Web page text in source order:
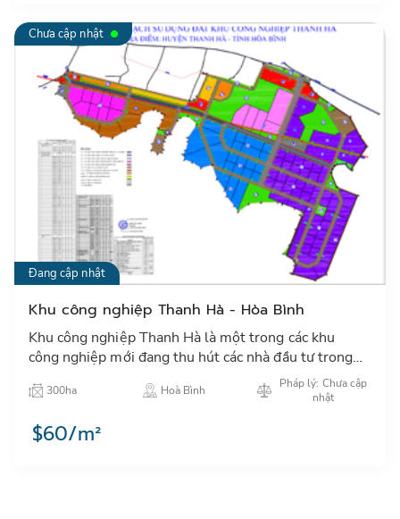
Chưa cập nhật
Đang cập nhật
Khu công nghiệp Thanh Hà - Hòa Bình
Khu công nghiệp Thanh Hà là một trong các khu
công nghiệp mới đang thu hút các nhà đầu tư trong
và ngoài nước đặc biệt các NĐT Nhật Bản, Hàn Quốc,
Đài Loan,...…
300ha Hoà Bình
Pháp lý: Chưa cập
nhật
$60/m²